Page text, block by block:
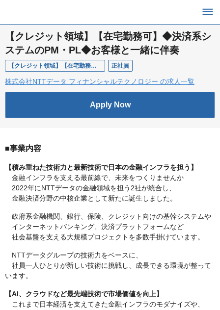
【クレジット領域】【在宅勤務可】◆決済系シ
ステムのPM・PL◆お客様と一緒に伴奏
【クレジット領域】【在宅勤務可】◆決済系システムのPM・PL◆お客様と一緒に伴奏 正社員
株式会社NTTデータ フィナンシャルテクノロジー の求人一覧
Apply Now
■事業内容
【積み重ねた技術力と最新技術で日本の金融インフラを担う】
金融インフラを支える最前線で、未来をつくりませんか
2022年にNTTデータの金融領域を担う2社が統合し、
金融決済分野の中核企業として新たに誕生しました。
政府系金融機関、銀行、保険、クレジット向けの基幹システムや
インターネットバンキング、決済プラットフォームなど
社会基盤を支える大規模プロジェクトを多数手掛けています。
NTTデータグループの技術力をベースに、
社員一人ひとりが新しい技術に挑戦し、成長できる環境が整って
います。
【AI、クラウドなど最先端技術で市場価値を向上】
これまで日本経済を支えてきた金融インフラのモダナイズや、